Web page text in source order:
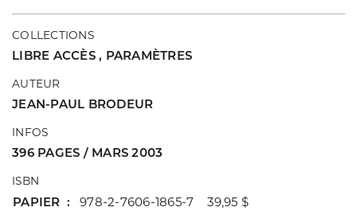
COLLECTIONS
LIBRE ACCÈS , PARAMÈTRES
AUTEUR
JEAN-PAUL BRODEUR
INFOS
396 PAGES / MARS 2003
ISBN
PAPIER
978-2-7606-1865-7 39,95 $